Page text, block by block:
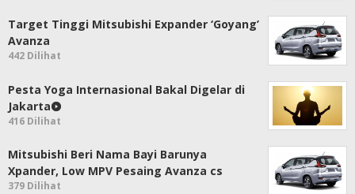
Target Tinggi Mitsubishi Expander ‘Goyang’
Avanza
442 Dilihat
Pesta Yoga Internasional Bakal Digelar di
Jakarta
416 Dilihat
Mitsubishi Beri Nama Bayi Barunya
Xpander, Low MPV Pesaing Avanza cs
379 Dilihat